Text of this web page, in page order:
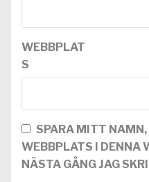
WEBBPLAT
S
SPARA MITT NAMN,
WEBBPLATS I DENNA
NÄSTA GÅNG JAG